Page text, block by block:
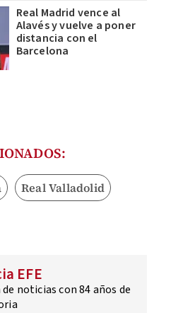
Real Madrid vence al
Alavés y vuelve a poner
distancia con el
Barcelona
Real Valladolid
EFE
noticias con 84 años de